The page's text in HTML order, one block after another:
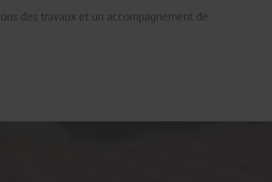
des travaux et un accompagnement de